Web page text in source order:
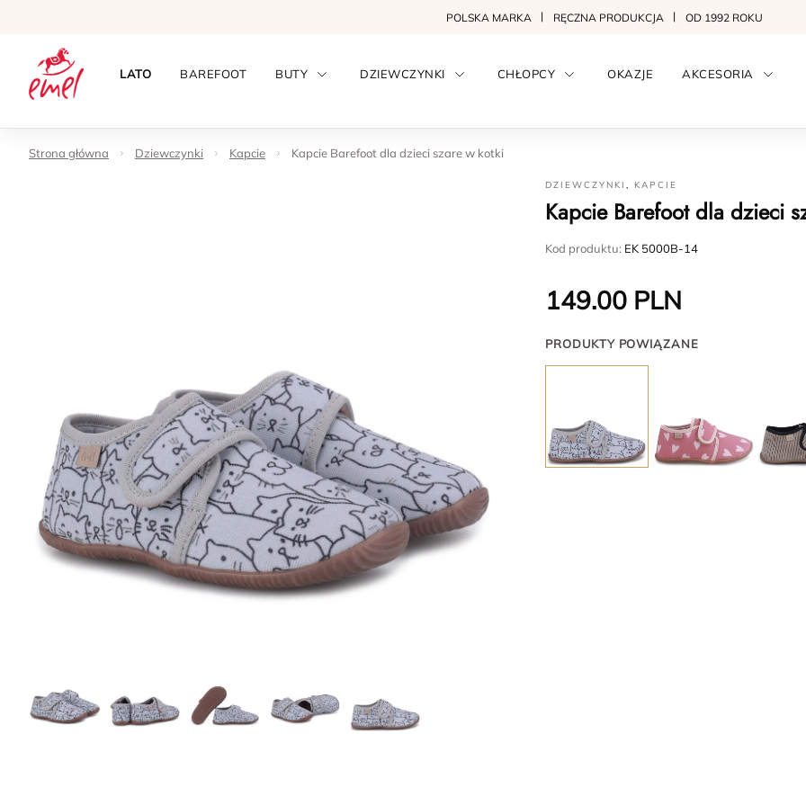
POLSKA MARKA RĘCZNA PRODUKCJA OD 1992 ROKU
LATO BAREFOOT BUTY DZIEWCZYNKI CHŁOPCY OKAZJE AKCESORIA
Strona główna Dziewczynki Kapcie Kapcie Barefoot dla dzieci szare w kotki
DZIEWCZYNKI, KAPCIE
Kapcie Barefoot dla dzieci
Kod produktu: EK 5000B-14
149.00 PLN
PRODUKTY POWIĄZANE